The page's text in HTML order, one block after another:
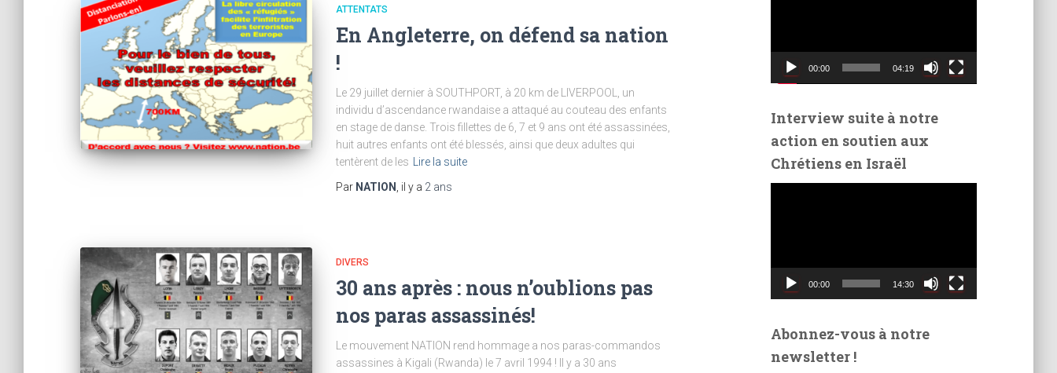
ATTENTATS
En Angleterre, on défend sa nation
!
Le 29 juillet dernier à SOUTHPORT, à 20 km de LIVERPOOL, un
individu d’ascendance rwandaise a attaqué au couteau des enfants
en stage de danse. Trois fillettes de 6, 7 et 9 ans ont été assassinées,
huit autres enfants ont été blessés, ainsi que deux adultes qui
tentèrent de les
Lire la suite
Par NATION , il y a 2 ans
DIVERS
30 ans après : nous n’oublions pas
nos paras assassinés!
Le mouvement NATION rend hommage a nos paras-commandos
assassines à Kigali (Rwanda) le 7 avril 1994 ! Il y a 30 ans
i
é
o
00:00 04:19
Interview suite à notre
action en soutien aux
Chrétiens en Israël
é
00:00 14:30
Abonnez-vous à notre
newsletter !